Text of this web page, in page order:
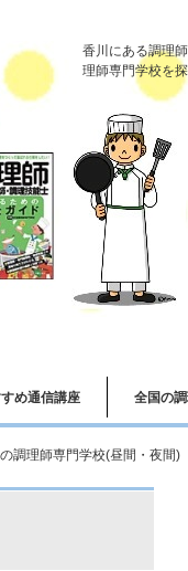
香川にある調理
理師専門学校を
め通信講座 全国の
調理師専門学校(昼間・夜間)